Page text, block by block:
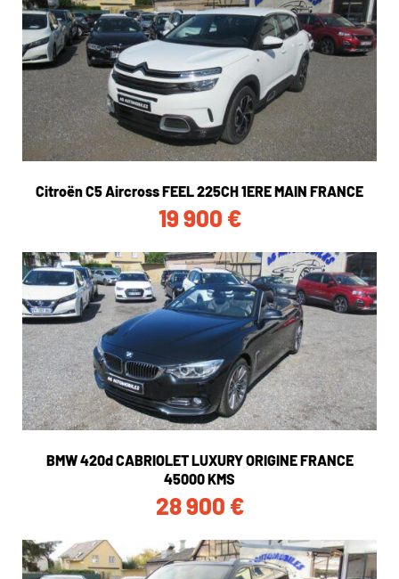
Citroën C5 Aircross FEEL 225CH 1ERE MAIN FRANCE
19 900 €
BMW 420d CABRIOLET LUXURY ORIGINE FRANCE
45000 KMS
28 900 €